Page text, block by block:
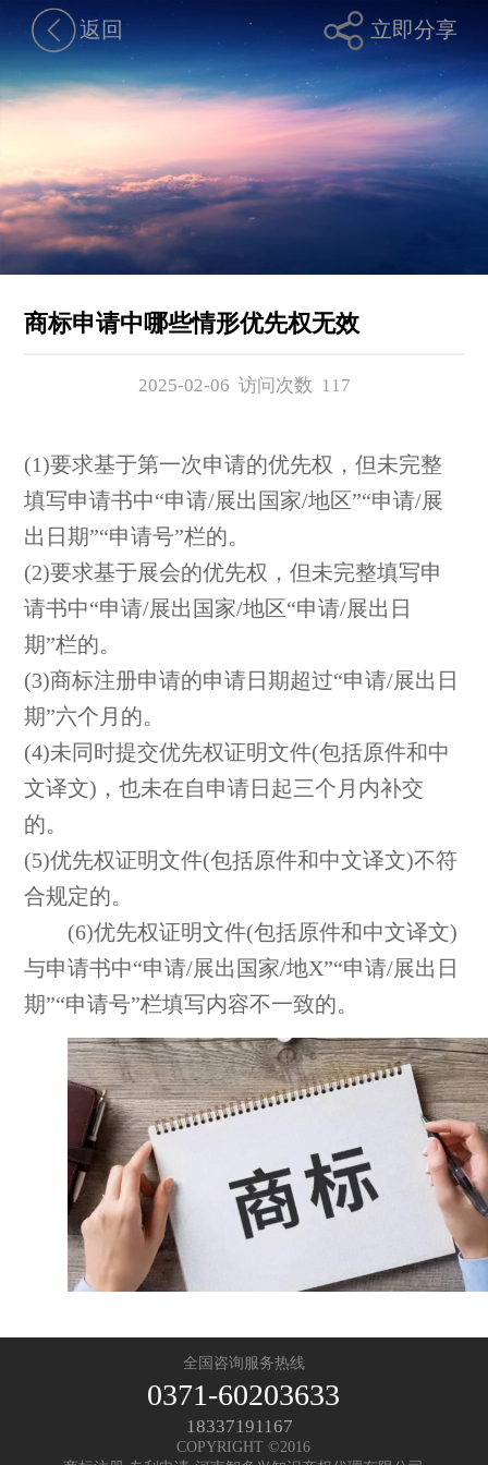
返回 立即分享
商标申请中哪些情形优先权无效
2025-02-06 访问次数 117
(1)要求基于第一次申请的优先权，但未完整
填写申请书中“申请/展出国家/地区”“申请/展
出日期”“申请号”栏的。
(2)要求基于展会的优先权，但未完整填写申
请书中“申请/展出国家/地区“申请/展出日
期”栏的。
(3)商标注册申请的申请日期超过“申请/展出日
期”六个月的。
(4)未同时提交优先权证明文件(包括原件和中
文译文)，也未在自申请日起三个月内补交
的。
(5)优先权证明文件(包括原件和中文译文)不符
合规定的。
(6)优先权证明文件(包括原件和中文译文)
与申请书中“申请/展出国家/地X”“申请/展出日
期”“申请号”栏填写内容不一致的。
全国咨询服务热线
0371-60203633
18337191167
COPYRIGHT ©2016